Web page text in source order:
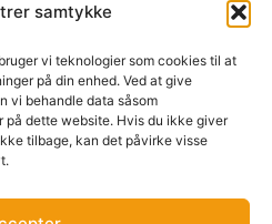
samtykke
vi teknologier som cookies til at
på din enhed. Ved at give
vi behandle data såsom
på dette website. Hvis du ikke giver
tilbage, kan det påvirke visse